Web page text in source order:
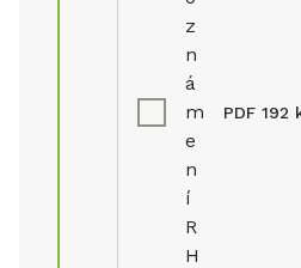
z
n
á
m
e
n
í
R
H
PDF 192